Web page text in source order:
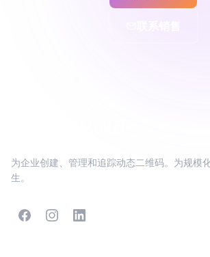
为企业创建、管理和追踪动态二维码。为规模
生。